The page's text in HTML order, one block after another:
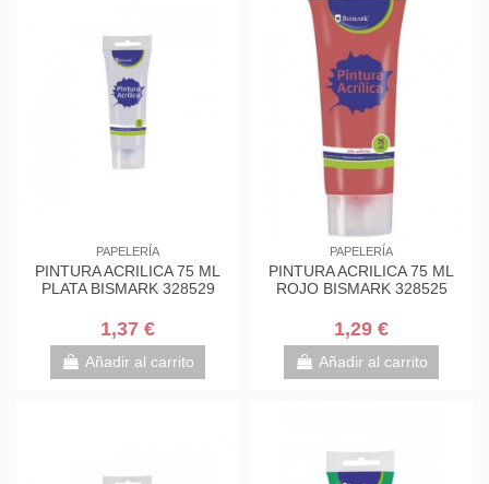
PAPELERÍA
PINTURA ACRILICA 75 ML
PLATA BISMARK 328529
1,37 €
Añadir al carrito
PAPELERÍA
PINTURA ACRILICA 75 ML
ROJO BISMARK 328525
1,29 €
Añadir al carrito